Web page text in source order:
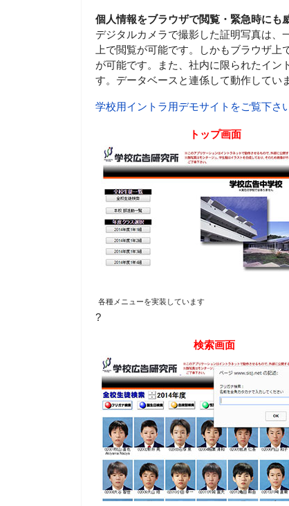
個人情報をブラウザで閲覧・緊急時にも
デジタルカメラで撮影した証明写真は、
上で閲覧が可能です。しかもブラウザ
が可能です。また、社内に限られたイン
す。データベースと連係して動作してい
学校用イントラ用デモサイトをご覧下さ
トップ画面
各種メニューを実装しています
?
検索画面